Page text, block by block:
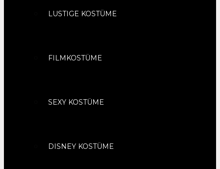
LUSTIGE KOSTÜME
FILMKOSTÜME
SEXY KOSTÜME
DISNEY KOSTÜME